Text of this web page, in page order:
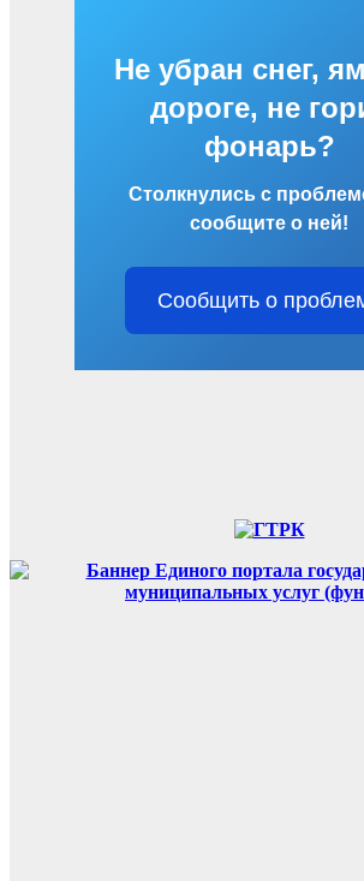
Не убран снег,
дороге, не
фонарь?
Столкнулись с
сообщите о ней!
Сообщить о